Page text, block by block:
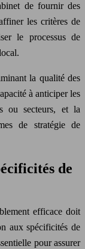
de fournir des
les critères de
le processus de
la qualité des
à anticiper les
ou secteurs, et la
de stratégie de
de
efficace doit
aux spécificités de
pour assurer